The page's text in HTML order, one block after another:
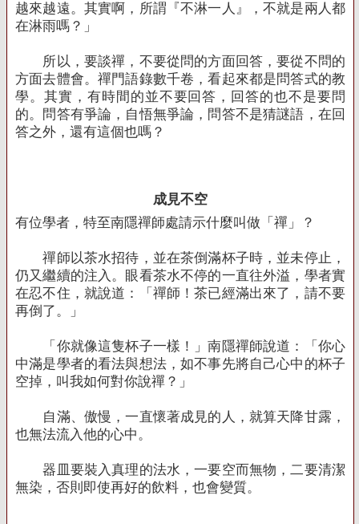
越來越遠。其實啊，所謂『不淋一人』，不就是兩人都
在淋雨嗎？」
所以，要談禪，不要從問的方面回答，要從不問的
方面去體會。禪門語錄數千卷，看起來都是問答式的教
學。其實，有時間的並不要回答，回答的也不是要問
的。問答有爭論，自悟無爭論，問答不是猜謎語，在回
答之外，還有這個也嗎？
成見不空
有位學者，特至南隱禪師處請示什麼叫做「禪」？
禪師以茶水招待，並在茶倒滿杯子時，並未停止，
仍又繼續的注入。眼看茶水不停的一直往外溢，學者實
在忍不住，就說道：「禪師！茶已經滿出來了，請不要
再倒了。」
「你就像這隻杯子一樣！」南隱禪師說道：「你心
中滿是學者的看法與想法，如不事先將自己心中的杯子
空掉，叫我如何對你說禪？」
自滿、傲慢，一直懷著成見的人，就算天降甘露，
也無法流入他的心中。
器皿要裝入真理的法水，一要空而無物，二要清潔
無染，否則即使再好的飲料，也會變質。